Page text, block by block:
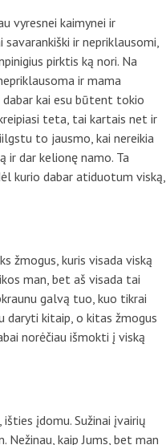
vyresnei kaimynei ir
ir nepriklausomi,
pirktis ką nori. Na
ir mama
dabar kai esu būtent tokio
teta, tai kartais net ir
to jausmo, kai nereikia
dar kelionę namo. Ta
kurio dabar atiduotum viską,
žmogus, kuris visada viską
man, bet aš visada tai
galvą tuo, kuo tikrai
daryti kitaip, o kitas žmogus
norėčiau išmokti į viską
įdomu. Sužinai įvairių
kaip Jums, bet man